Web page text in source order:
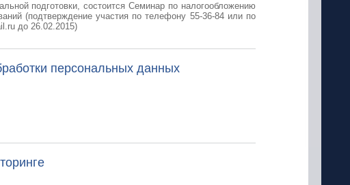
подготовки, состоится Семинар по налогообложению
(подтверждение участия по телефону 55-36-84 или по
до 26.02.2015)
персональных данных